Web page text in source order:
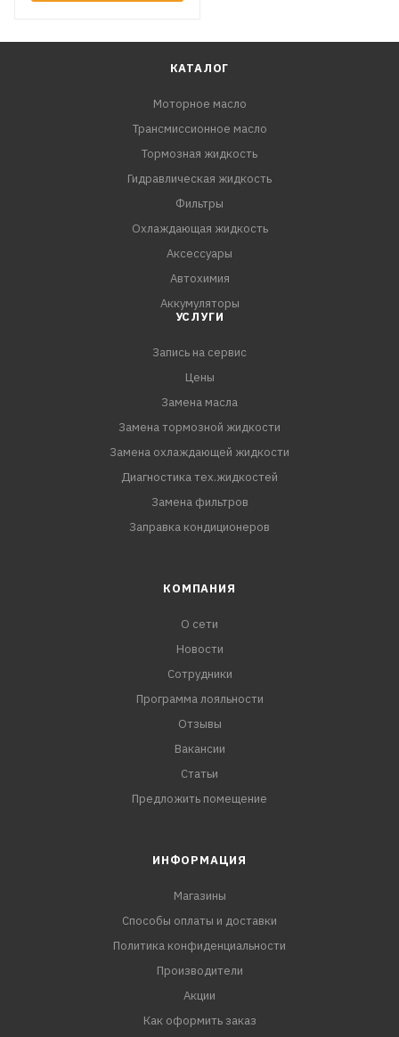
КАТАЛОГ
Моторное масло
Трансмиссионное масло
Тормозная жидкость
Гидравлическая жидкость
Фильтры
Охлаждающая жидкость
Аксессуары
Автохимия
Аккумуляторы
УСЛУГИ
Запись на сервис
Цены
Замена масла
Замена тормозной жидкости
Замена охлаждающей жидкости
Диагностика тех.жидкостей
Замена фильтров
Заправка кондиционеров
КОМПАНИЯ
О сети
Новости
Сотрудники
Программа лояльности
Отзывы
Вакансии
Статьи
Предложить помещение
ИНФОРМАЦИЯ
Магазины
Способы оплаты и доставки
Политика конфиденциальности
Производители
Акции
Как оформить заказ